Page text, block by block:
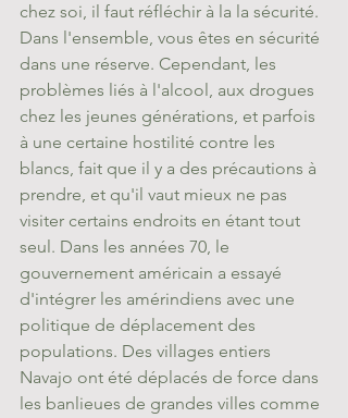
chez soi, il faut réfléchir à la la sécurité.
Dans l'ensemble, vous êtes en sécurité
dans une réserve. Cependant, les
problèmes liés à l'alcool, aux drogues
chez les jeunes générations, et parfois
à une certaine hostilité contre les
blancs, fait que il y a des précautions à
prendre, et qu'il vaut mieux ne pas
visiter certains endroits en étant tout
seul. Dans les années 70, le
gouvernement américain a essayé
d'intégrer les amérindiens avec une
politique de déplacement des
populations. Des villages entiers
Navajo ont été déplacés de force dans
les banlieues de grandes villes comme